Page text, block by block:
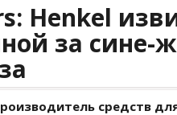
Henkel
за сине-
средств